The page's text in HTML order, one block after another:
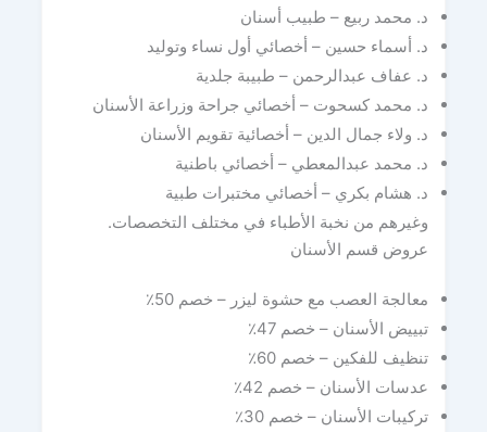
د. محمد ربيع – طبيب أسنان
د. أسماء حسين – أخصائي أول نساء وتوليد
د. عفاف عبدالرحمن – طبيبة جلدية
د. محمد كسحوت – أخصائي جراحة وزراعة الأسنان
د. ولاء جمال الدين – أخصائية تقويم الأسنان
د. محمد عبدالمعطي – أخصائي باطنية
د. هشام بكري – أخصائي مختبرات طبية
وغيرهم من نخبة الأطباء في مختلف التخصصات.
عروض قسم الأسنان
معالجة العصب مع حشوة ليزر – خصم 50٪
تبييض الأسنان – خصم 47٪
تنظيف للفكين – خصم 60٪
عدسات الأسنان – خصم 42٪
تركيبات الأسنان – خصم 30٪